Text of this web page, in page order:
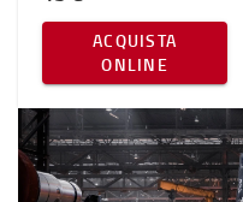
ACQUISTA
ONLINE